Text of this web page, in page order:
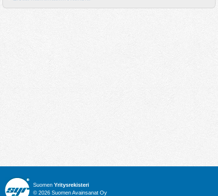
Suomen Yritysrekisteri
© 2026 Suomen Avainsanat Oy